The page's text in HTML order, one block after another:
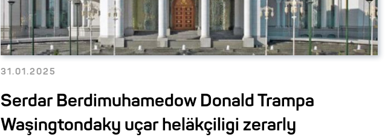
31.01.2025
Serdar Berdimuhamedow Donald Trampa
Waşingtondaky uçar heläkçiligi zerarly